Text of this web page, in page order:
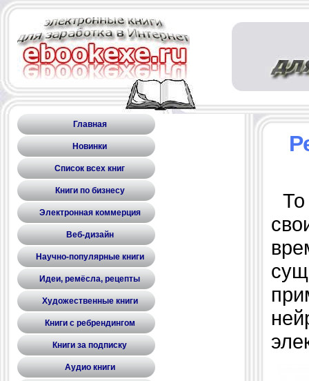
Главная
Новинки
Список всех книг
Книги по бизнесу
Электронная коммерция
Веб-дизайн
Научно-популярные книги
Идеи, ремёсла, рецепты
Художественные книги
Книги с ребрендингом
Книги за подписку
Аудио книги